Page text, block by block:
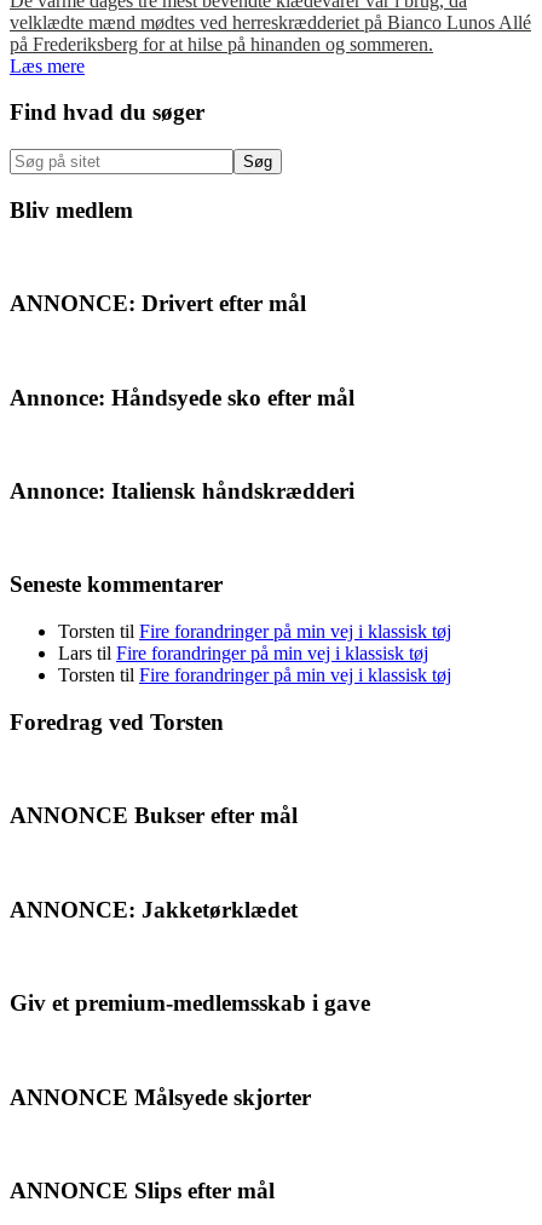
velklædte mænd mødtes ved herreskrædderiet på Bianco Lunos Allé
på Frederiksberg for at hilse på hinanden og sommeren.
Læs mere
Primær
Sidebar
Find hvad du søger
Søg
på
sitet
Bliv medlem
ANNONCE: Drivert efter mål
Annonce: Håndsyede sko efter mål
Annonce: Italiensk håndskrædderi
Seneste kommentarer
Torsten til Fire forandringer på min vej i klassisk tøj
Lars til Fire forandringer på min vej i klassisk tøj
Torsten til Fire forandringer på min vej i klassisk tøj
Foredrag ved Torsten
ANNONCE Bukser efter mål
ANNONCE: Jakketørklædet
Giv et premium-medlemsskab i gave
ANNONCE Målsyede skjorter
ANNONCE Slips efter mål